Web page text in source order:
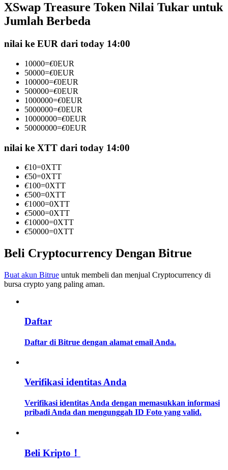
Bergabunglah dengan pedagang top
Menjadi Pedagang Salinan
Nikmati pembagian keuntungan dan komisi copy trading
Informasi
Analisis data besar termasuk info perdagangan, dll.
XSwap Treasure Token Nilai Tukar untuk
Jumlah Berbeda
nilai ke EUR dari today 14:00
10000=€0EUR
50000=€0EUR
100000=€0EUR
500000=€0EUR
1000000=€0EUR
5000000=€0EUR
10000000=€0EUR
50000000=€0EUR
nilai ke XTT dari today 14:00
€10=0XTT
€50=0XTT
€100=0XTT
€500=0XTT
€1000=0XTT
€5000=0XTT
€10000=0XTT
€50000=0XTT
Beli Cryptocurrency Dengan Bitrue
Buat akun Bitrue untuk membeli dan menjual Cryptocurrency di
bursa crypto yang paling aman.
Daftar
Daftar di Bitrue dengan alamat email Anda.
Verifikasi identitas Anda
Verifikasi identitas Anda dengan memasukkan informasi
pribadi Anda dan mengunggah ID Foto yang valid.
Beli Kripto！